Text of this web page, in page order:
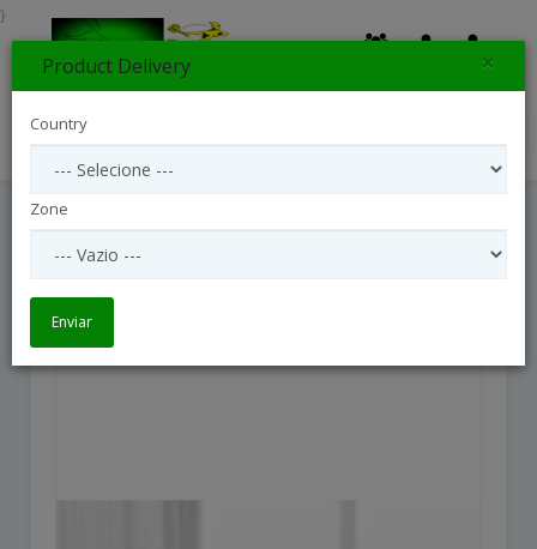
E4-4822
}
Product Delivery ×
Country
Zone
Enviar